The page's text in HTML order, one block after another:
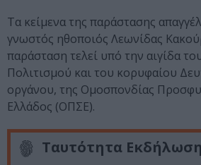
Τα κείμενα της παράστασης
γνωστός ηθοποιός Λεωνίδας
παράσταση τελεί υπό την αιγίδα
Πολιτισμού και του κορυφαίου
οργάνου, της Ομοσπονδίας
Ελλάδος (ΟΠΣΕ).
Ταυτότητα